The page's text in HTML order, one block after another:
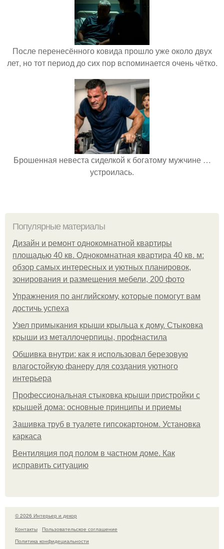
После перенесённого ковида прошло уже около двух
лет, но тот период до сих пор вспоминается очень чётко.
Брошенная невеста сиделкой к богатому мужчине …
устроилась.
Популярные материалы
Дизайн и ремонт однокомнатной квартиры
площадью 40 кв. Однокомнатная квартира 40 кв. м:
обзор самых интересных и уютных планировок,
зонирования и размещения мебели, 200 фото
Упражнения по английскому, которые помогут вам
достичь успеха
Узел примыкания крыши крыльца к дому. Стыковка
крыши из металлочерпицы, профнастила
Обшивка внутри: как я использовал березовую
влагостойкую фанеру для создания уютного
интерьера
Профессиональная стыковка крыши пристройки с
крышей дома: основные принципы и приемы
Зашивка труб в туалете гипсокартоном. Установка
каркаса
Вентиляция под полом в частном доме. Как
исправить ситуацию
© 2026 Интерьер и декор
Контакты
Пользовательское соглашение
Политика конфидециальности